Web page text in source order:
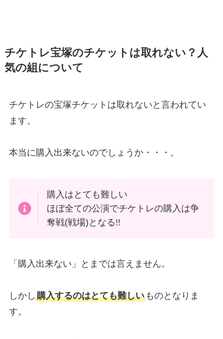
チケトレ宝塚のチケットは取れない？人
気の組について
チケトレの宝塚チケットは取れないと言われてい
ます。
本当に購入出来ないのでしょうか・・・。
購入はとても難しい
ほぼ全ての公演でチケトレの購入は争
奪戦(戦場)となる!!
「購入出来ない」とまでは言えません。
しかし 購入するのはとても難しいものとなりま
す。